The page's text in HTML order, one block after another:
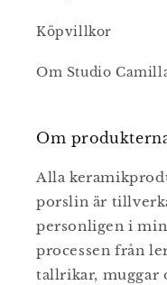
Köpvillkor
Om Studio
Om
Alla
porslin är
personligen i
processen från
tallrikar, muggar